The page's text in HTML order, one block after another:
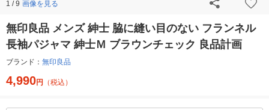
1 / 9 画像を見る
無印良品 メンズ 紳士 脇に縫い目のない フランネル
長袖パジャマ 紳士Ｍ ブラウンチェック 良品計画
ブランド： 無印良品
4,990円 （税込）